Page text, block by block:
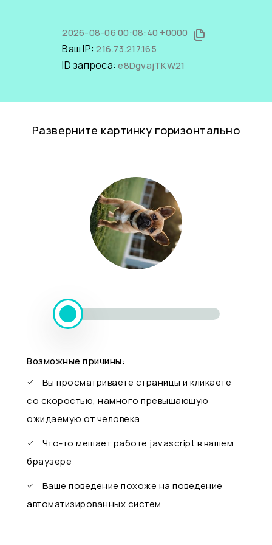
2026-08-06 00:08:40 +0000
Ваш IP:216.73.217.165
ID запроса:e8DgvajTKW21
Разверните картинку горизонтально
Возможные причины:
Вы просматриваете страницы и кликаете
со скоростью, намного превышающую
ожидаемую от человека
Что-то мешает работе javascript в вашем
браузере
Ваше поведение похоже на поведение
автоматизированных систем